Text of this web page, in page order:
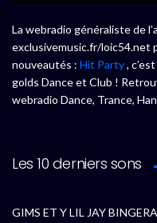
La webradio généraliste de
exclusivemusic.fr/loic54.net
nouveautés : Hit Party,
golds Dance et Club !
webradio Dance, Trance,
Les 10 derniers sons
GIMS ET Y LIL JAY